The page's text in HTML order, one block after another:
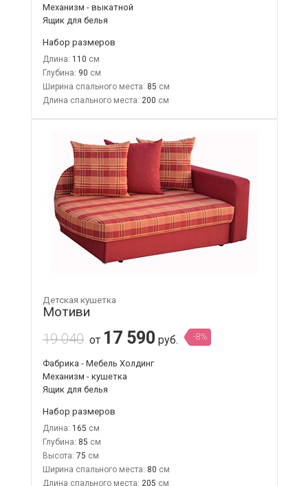
Механизм - выкатной
Ящик для белья
Набор размеров
Длина: 110
Глубина: 90
Ширина спального места: 85
Длина спального места: 200
Детская кушетка
Мотиви
19 040 от 17 590 руб. -8%
Фабрика - Мебель Холдинг
Механизм - кушетка
Ящик для белья
Набор размеров
Длина: 165
Глубина: 85
Высота: 75
Ширина спального места: 80
Длина спального места: 205